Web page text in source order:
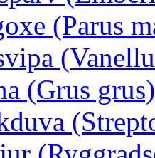
(Parus
(Grus grus)